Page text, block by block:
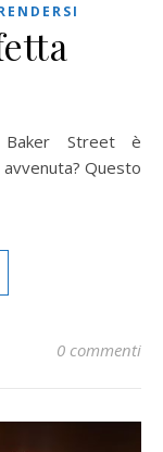
Questo
0 commenti